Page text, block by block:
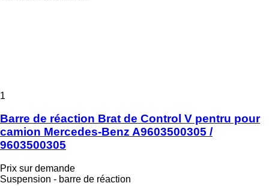
1
Barre de réaction Brat de Control V pentru pour
camion Mercedes-Benz A9603500305 /
9603500305
Prix sur demande
Suspension - barre de réaction